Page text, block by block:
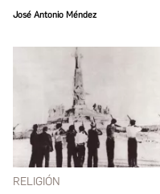
José Antonio Méndez
RELIGIÓN